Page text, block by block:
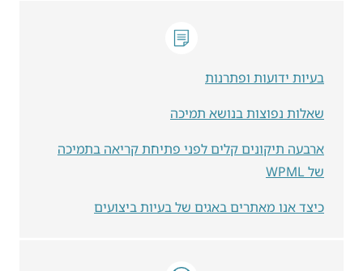
בעיות ידועות ופתרנות
שאלות נפוצות בנושא תמיכה
ארבעה תיקונים קלים לפני פתיחת קריאה בתמיכה
של WPML
כיצד אנו מאתרים באגים של בעיות ביצועים